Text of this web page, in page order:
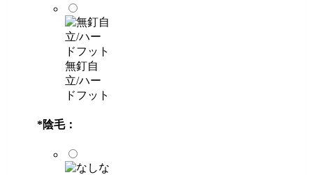
無釘自
立/ハー
ドフット
*陰毛：
な